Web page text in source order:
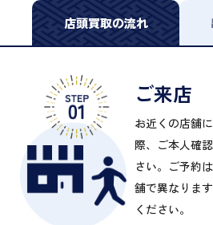
店頭買取の流れ
ご来店
お近くの店舗
際、ご本人確
さい。ご予約
舗で異なりま
ください。